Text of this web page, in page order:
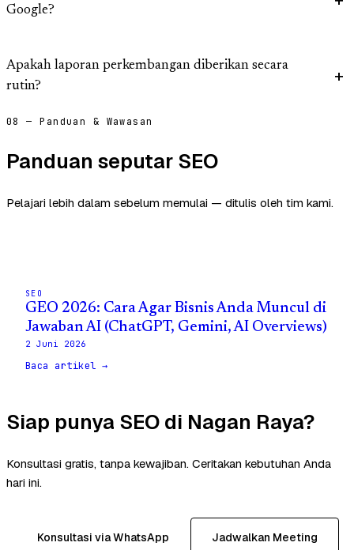
Google?
Apakah laporan perkembangan diberikan secara
rutin?
08 — Panduan & Wawasan
Panduan seputar SEO
Pelajari lebih dalam sebelum memulai — ditulis oleh tim kami.
SEO
GEO 2026: Cara Agar Bisnis Anda Muncul di
Jawaban AI (ChatGPT, Gemini, AI Overviews)
2 Juni 2026
Baca artikel →
Siap punya SEO di Nagan Raya?
Konsultasi gratis, tanpa kewajiban. Ceritakan kebutuhan Anda
hari ini.
Konsultasi via WhatsApp Jadwalkan Meeting